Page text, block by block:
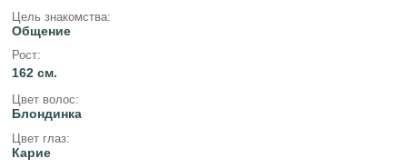
Цель знакомства:
Общение
Рост:
162 см.
Цвет волос:
Блондинка
Цвет глаз:
Карие